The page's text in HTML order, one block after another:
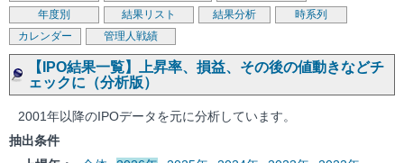
年度別
結果リスト 結果分析
時系列
カレンダー
管理人戦績
【IPO結果一覧】上昇率、損益、その後の値動きなどチ
ェックに（分析版）
2001年以降のIPOデータを元に分析しています。
抽出条件